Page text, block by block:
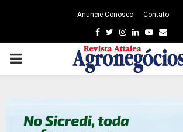
Anuncie Conosco Contato
Facebook
TwitterInstagram
LinkedinYoutube
Email
PRIMARY